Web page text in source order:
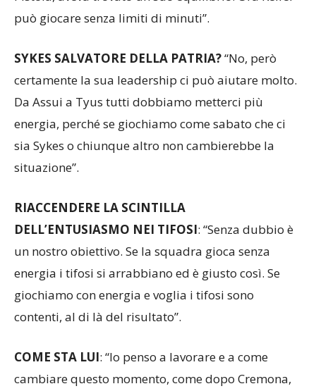
può giocare senza limiti di minuti”.
SYKES SALVATORE DELLA PATRIA?“No, però
certamente la sua leadership ci può aiutare molto.
Da Assui a Tyus tutti dobbiamo metterci più
energia, perché se giochiamo come sabato che ci
sia Sykes o chiunque altro non cambierebbe la
situazione”.
RIACCENDERE LA SCINTILLA
DELL’ENTUSIASMO NEI TIFOSI: “Senza dubbio è
un nostro obiettivo. Se la squadra gioca senza
energia i tifosi si arrabbiano ed è giusto così. Se
giochiamo con energia e voglia i tifosi sono
contenti, al di là del risultato”.
COME STA LUI: “Io penso a lavorare e a come
cambiare questo momento, come dopo Cremona,